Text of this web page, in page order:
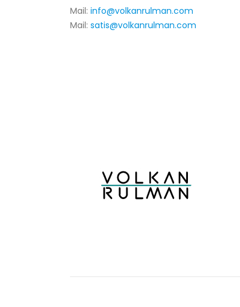
Mail: info@volkanrulman.com
Mail: satis@volkanrulman.com